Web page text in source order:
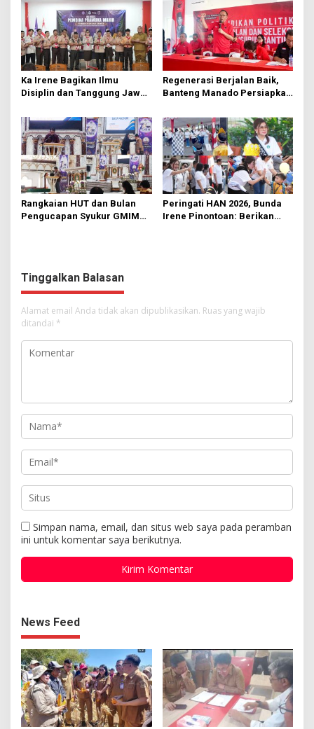
Ka Irene Bagikan Ilmu
Disiplin dan Tanggung Jawab
Manado
Regenerasi Berjalan Baik,
Banteng Manado Persiapkan
Rumput
Rangkaian HUT dan Bulan
Pengucapan Syukur GMIM
Peringati HAN 2026, Bunda
Irene Pinontoan: Berikan
Tinggalkan Balasan
Alamat email Anda tidak akan dipublikasikan. Ruas yang wajib
ditandai *
Simpan nama, email, dan situs web saya pada peramban
ini untuk komentar saya berikutnya.
News Feed